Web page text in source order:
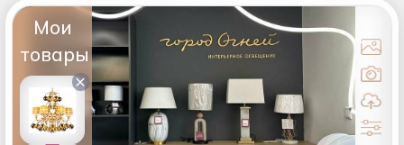
Мои
товары
×